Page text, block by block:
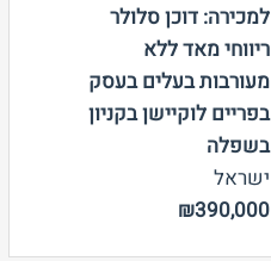
למכירה: דוכן סלולר
ריווחי מאד ללא
מעורבות בעלים בעסק
בפריים לוקיישן בקניון
בשפלה
ישראל
₪390,000